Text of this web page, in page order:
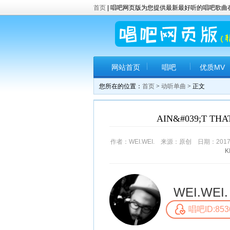
首页 | 唱吧网页版为您提供最新最好听的唱吧歌
网站首页 唱吧 优质MV
您所在的位置： 首页 > 动听单曲 > 正文
AIN&#039;T
作者：WEI.WEI. 来源：原创 日期：
WEI.WEI.
唱吧